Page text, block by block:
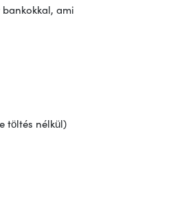
ami
töltés nélkül)